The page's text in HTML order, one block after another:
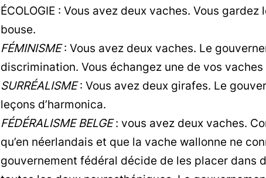
ÉCOLOGIE : Vous avez deux vaches. Vous
bouse.
FÉMINISME: Vous avez deux vaches. Le
discrimination. Vous échangez une de vos
SURRÉALISME: Vous avez deux girafes. Le
leçons d’harmonica.
FÉDÉRALISME BELGE: vous avez deux vaches.
qu’en néerlandais et que la vache wallonne ne
gouvernement fédéral décide de les placer dans